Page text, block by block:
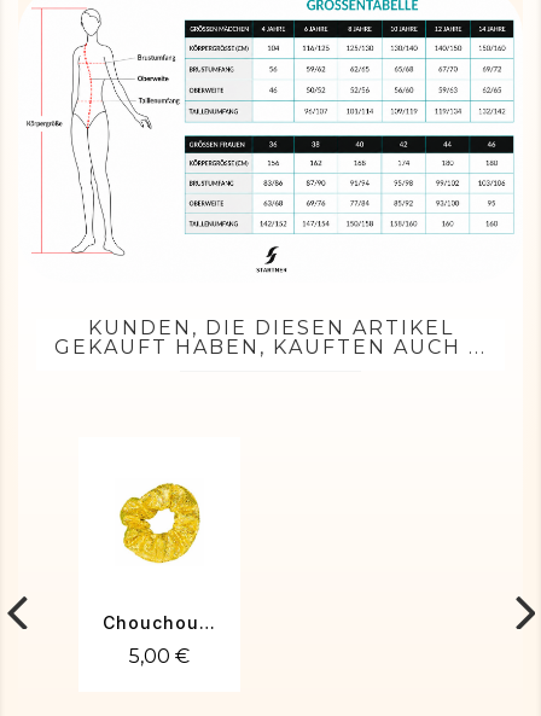
KUNDEN, DIE DIESEN ARTIKEL
GEKAUFT HABEN, KAUFTEN AUCH ...
Chouchou jaune
5,00 €